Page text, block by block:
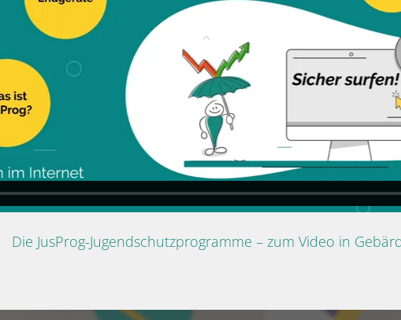
Die JusProg-Jugendschutzprogramme – zum Video in